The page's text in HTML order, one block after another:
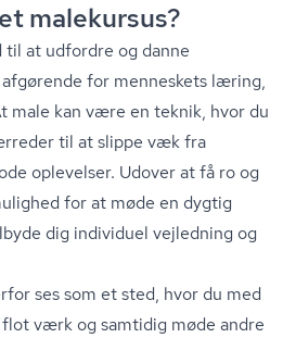
malekursus?
at udfordre og danne
for menneskets læring,
male kan være en teknik, hvor du
til at slippe væk fra
oplevelser. Udover at få ro og
for at møde en dygtig
dig individuel vejledning og
ses som et sted, hvor du med
flot værk og samtidig møde andre